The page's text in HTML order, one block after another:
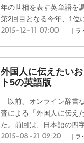
年の世相を表す英単語を
第2回目となる今年、1位
2015-12-11 07:00 ｜ラ
外国人に伝えたい
ト5の英語版
以前、オンライン辞書
査による「外国人に伝え
た。前回は、日本語の四
2015-08-21 09:20 ｜ラ